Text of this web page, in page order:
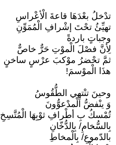
تدْخلُ بعْدَهَا قاعةَ الْأعْراسِ
تهيِّئُ تحْتَ إشْرافِ الْمُمَوِّنِ
وجباتٍ باردةً
لِأنَّ فصْلَ الْموْتِ حَرٌّ خاصٌّ
ثمَّ تحْضرُ موْكبَ عرْسٍ ساخنٍ
هذَا الْموْسمَ!
وحينَ تنْتهِي الطُّقُوسُ
وَ ينْفضُّ الْمدْعوُّونَ
تُمْسكُ بِ أطْرافِ ثوْبِهَا الْمُتَّسِخِ
بِالسُّخامِ/ بِالدُّخّانِ
بالدّموعِ/ بِالْمخاطِ